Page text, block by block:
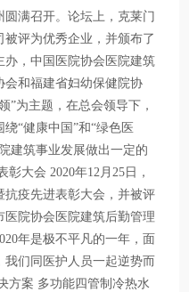
满召开。论坛上，克莱门
评为优秀企业，并颁布了
办，中国医院协会医院建筑
会和福建省妇幼保健院协
”为主题，在总会领导下，
“健康中国”和“绿色医
建筑事业发展做出一定的
大会 2020年12月25日，
抗疫先进表彰大会，并被评
医院协会医院建筑后勤管理
年是极不平凡的一年，面
们同医护人员一起逆势而
方案 多功能四管制冷热水